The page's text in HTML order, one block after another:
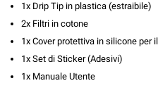
1x Drip Tip in plastica (estraibile)
2x Filtri in cotone
1x Cover protettiva in silicone per
1x Set di Sticker (Adesivi)
1x Manuale Utente